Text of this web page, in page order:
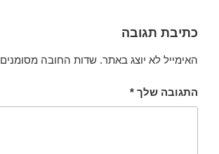
כתיבת תגובה
האימייל לא יוצג באתר. שדות החובה מסומנים
התגובה שלך *